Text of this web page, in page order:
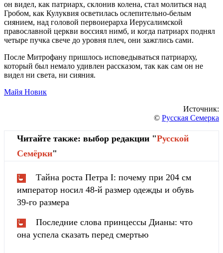
он видел, как патриарх, склонив колена, стал молиться над
Гробом, как Кулуквия осветилась ослепительно-белым
сиянием, над головой первоиерарха Иерусалимской
православной церкви воссиял нимб, и когда патриарх поднял
четыре пучка свече до уровня плеч, они зажглись сами.
После Митрофану пришлось исповедываться патриарху,
который был немало удивлен рассказом, так как сам он не
видел ни света, ни сияния.
Майя Новик
Источник:
© Русская Семерка
Читайте также: выбор редакции "Русской
Cемёрки"
Тайна роста Петра I: почему при 204 см
император носил 48-й размер одежды и обувь
39-го размера
Последние слова принцессы Дианы: что
она успела сказать перед смертью